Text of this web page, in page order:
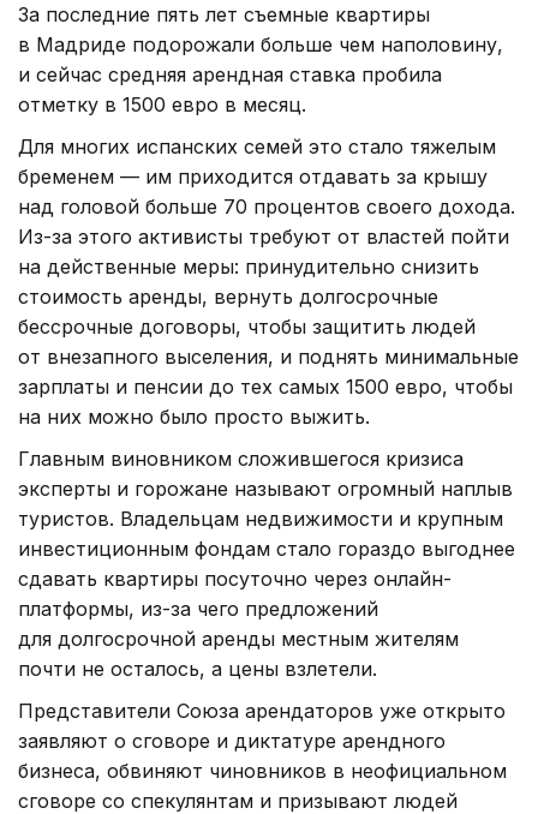
За последние пять лет съемные квартиры
в Мадриде подорожали больше чем наполовину,
и сейчас средняя арендная ставка пробила
отметку в 1500 евро в месяц.
Для многих испанских семей это стало тяжелым
бременем — им приходится отдавать за крышу
над головой больше 70 процентов своего дохода.
Из-за этого активисты требуют от властей пойти
на действенные меры: принудительно снизить
стоимость аренды, вернуть долгосрочные
бессрочные договоры, чтобы защитить людей
от внезапного выселения, и поднять минимальные
зарплаты и пенсии до тех самых 1500 евро, чтобы
на них можно было просто выжить.
Главным виновником сложившегося кризиса
эксперты и горожане называют огромный наплыв
туристов. Владельцам недвижимости и крупным
инвестиционным фондам стало гораздо выгоднее
сдавать квартиры посуточно через онлайн-
платформы, из-за чего предложений
для долгосрочной аренды местным жителям
почти не осталось, а цены взлетели.
Представители Союза арендаторов уже открыто
заявляют о сговоре и диктатуре арендного
бизнеса, обвиняют чиновников в неофициальном
сговоре со спекулянтам и призывают людей